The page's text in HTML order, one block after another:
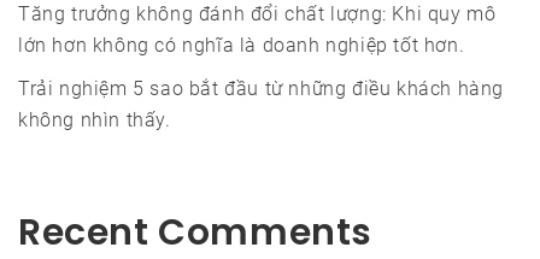
Tăng trưởng không đánh đổi chất lượng: Khi quy mô
lớn hơn không có nghĩa là doanh nghiệp tốt hơn.
Trải nghiệm 5 sao bắt đầu từ những điều khách hàng
không nhìn thấy.
Recent Comments